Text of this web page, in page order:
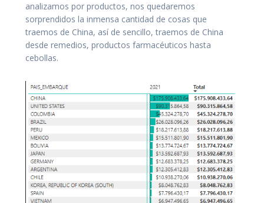
analizamos por productos, nos quedaremos
sorprendidos la inmensa cantidad de cosas que
traemos de China, así de sencillo, traemos de China
desde remedios, productos farmacéuticos hasta
cebollas.